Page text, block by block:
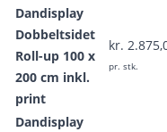
Dandisplay
Dobbeltsidet
Roll-up 100 x
200 cm inkl.
print
kr.
pr. stk.
Dandisplay